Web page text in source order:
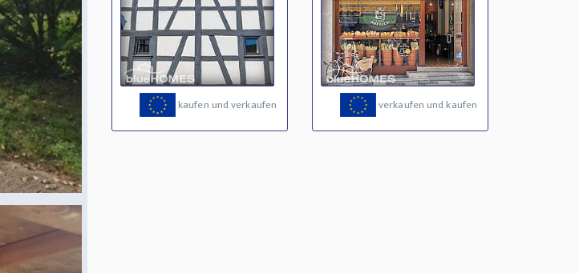
kaufen und verkaufen verkaufen und kaufen